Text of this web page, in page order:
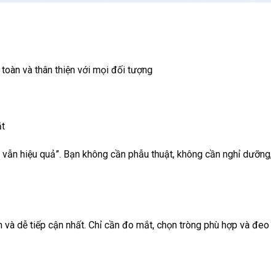
toàn và thân thiện với mọi đối tượng
hiệu quả”. Bạn không cần phẫu thuật, không cần nghỉ
dễ tiếp cận nhất. Chỉ cần đo mắt, chọn tròng phù hợp và